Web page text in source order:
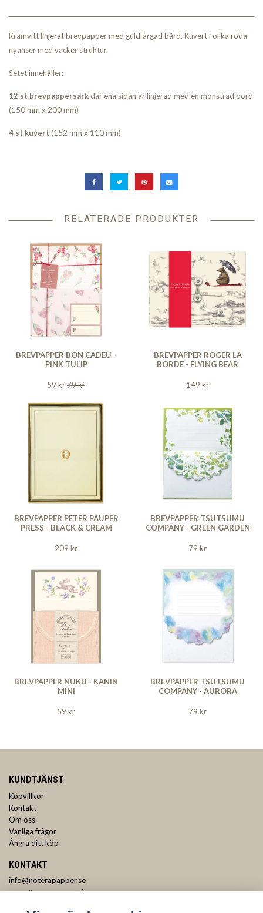
Krämvitt linjerat brevpapper med guldfärgad bård. Kuvert i olika röda
nyanser med vacker struktur.
Setet innehåller:
12 st brevpappersarkdär ena sidan är linjerad med en mönstrad bord
(150 mm x 200 mm)
4 st kuvert (152 mm x 110 mm)
RELATERADE PRODUKTER
BREVPAPPER BON CADEU -
PINK TULIP
59 kr79 kr
BREVPAPPER ROGER LA
BORDE - FLYING BEAR
149 kr
BREVPAPPER PETER PAUPER
PRESS - BLACK & CREAM
209 kr
BREVPAPPER TSUTSUMU
COMPANY - GREEN GARDEN
79 kr
BREVPAPPER NUKU - KANIN
MINI
59 kr
BREVPAPPER TSUTSUMU
COMPANY - AURORA
79 kr
KUNDTJÄNST
Köpvillkor
Kontakt
Om oss
Vanliga frågor
Ångra ditt köp
KONTAKT
info@noterapapper.se